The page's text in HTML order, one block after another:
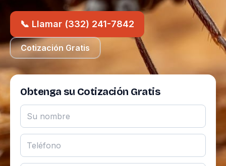
📞 Llamar (332) 241-7842
Cotización Gratis
Obtenga su Cotización Gratis